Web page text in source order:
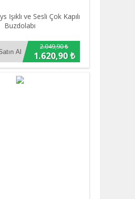
Işıklı ve Sesli Çok Kapılı
Buzdolabı
2.049,90 ₺
1.620,90 ₺